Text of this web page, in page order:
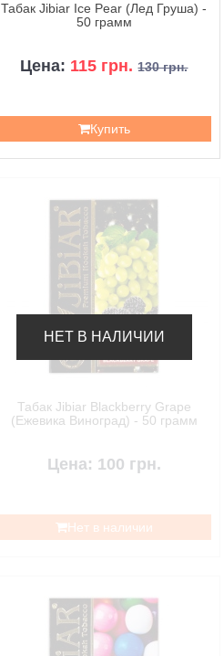
Табак Jibiar Ice Pear (Лед Груша) -
50 грамм
Цена: 115 грн. 130 грн.
Купить
НЕТ В НАЛИЧИИ
Табак Jibiar Blackberry Grape
(Ежевика Виноград) - 50 грамм
Цена: 100 грн.
Нет в наличии